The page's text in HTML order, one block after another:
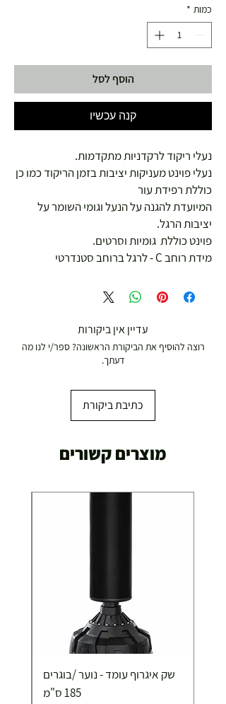
כמות *
הוסף לסל
קנה עכשיו
נעלי ריקוד לרקדניות מתקדמות.
נעלי פוינט מעניקות יציבות בזמן הריקוד כמו כן
כוללת רפידת עור
המיועדת להגנה על הנעל וגומי השומר על
יציבות הרגל.
פוינט כוללת גומיות וסרטים.
מידת רוחב C - לרגל ברוחב סטנדרטי
עדיין אין ביקורות
רוצה להוסיף את הביקורת הראשונה? ספר/י לנו מה
דעתך.
כתיבת ביקורת
מוצרים קשורים
שק איגרוף עומד - נוער /בוגרים
185 ס"מ